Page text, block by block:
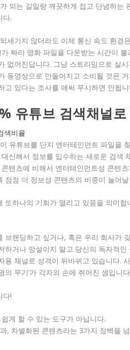
되는 길일랑 깨끗하게 접고 단념하는
다.
새기지 않더라도 이제 통신 속도 환경
짜리 영화 파일을 다운받는 시간이
없어진답니다. 그냥 스트리밍으로 실
동영상으로 만들어지고 소비될 것은
고 있다는 조사를 애써 무시하면 안됩니
유튜브 검색채널
유튜브를 단지 엔터테인먼트 파일을
신해서 정보를 입수하는 새로운 검색
텐츠에 비해서 엔터테인먼트성 콘텐
점점 더 정보성 콘텐츠의 비중이 늘어
또하나의 기회가 열리고 있음을 의미
브랜딩하고 싶거나, 혹은 우리 회사가
하거나 망설이지 말고 당신의 독자적
용 채널로 성격이 뒤바뀌고 있습니다.
의 무기’가 각자의 손에 쥐어진 셈입니
다!
게 할 수 있는 도구가 아닙니다.
, 차별화된 콘텐츠라는 3가지 장벽을